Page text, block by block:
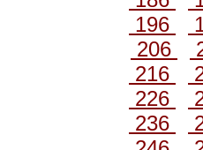
196
206
216
226
236